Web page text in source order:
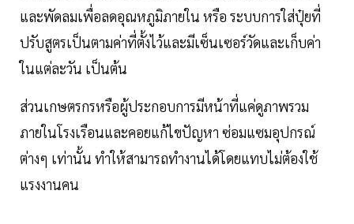
และพัดลมเพื่อลดอุณหภูมิภายใน หรือ ระบบการใส่ปุ๋ยที่
ปรับสูตรเป็นตามค่าที่ตั้งไว้และมีเซ็นเซอร์วัดและเก็บค่า
ในแต่ละวัน เป็นต้น
ส่วนเกษตรกรหรือผู้ประกอบการมีหน้าที่แค่ดูภาพรวม
ภายในโรงเรือนและคอยแก้ไขปัญหา ซ่อมแซมอุปกรณ์
ต่างๆ เท่านั้น ทำให้สามารถทำงานได้โดยแทบไม่ต้องใช้
แรงงานคน